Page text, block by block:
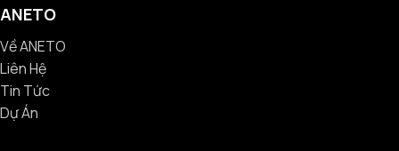
ANETO
Về ANETO
Liên Hệ
Tin Tức
Dự Án